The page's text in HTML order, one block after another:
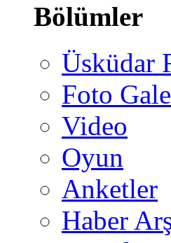
Bölümler
Üsküdar
Foto
Video
Oyun
Anketler
Haber